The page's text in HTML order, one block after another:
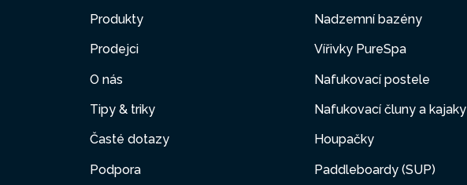
Produkty
Prodejci
O nás
Tipy & triky
Časté dotazy
Podpora
Nadzemní bazény
Vířivky PureSpa
Nafukovací postele
Nafukovací čluny a kajaky
Houpačky
Paddleboardy (SUP)